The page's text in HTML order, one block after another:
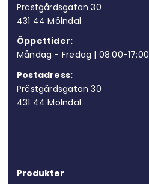
Prästgårdsgatan 30
431 44 Mölndal
Öppettider:
Måndag - Fredag | 08:00-17:00
Postadress:
Prästgårdsgatan 30
431 44 Mölndal
Produkter